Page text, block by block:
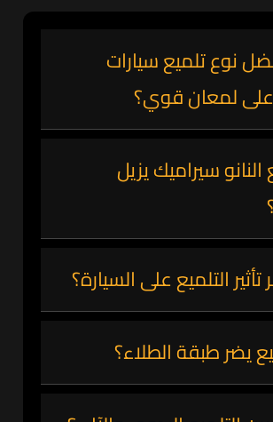
نوع تلميع سيارات
لمعان قوي؟
سيراميك يزيل
التلميع على السيارة؟
يضر طبقة الطلاء؟